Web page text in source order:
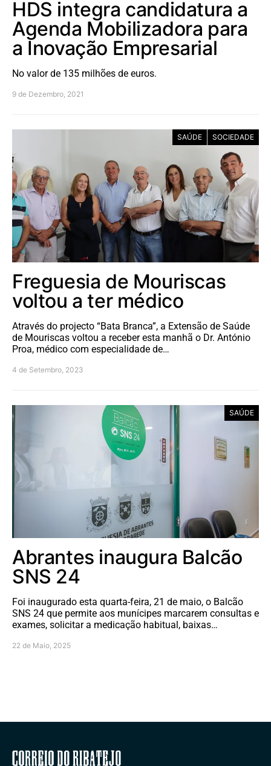
HDS integra candidatura a
Agenda Mobilizadora para
a Inovação Empresarial
No valor de 135 milhões de euros.
9 de Dezembro, 2021
SAÚDE SOCIEDADE
Freguesia de Mouriscas
voltou a ter médico
Através do projecto “Bata Branca”, a Extensão de Saúde
de Mouriscas voltou a receber esta manhã o Dr. António
Proa, médico com especialidade de…
4 de Setembro, 2023
SAÚDE
Abrantes inaugura Balcão
SNS 24
Foi inaugurado esta quarta-feira, 21 de maio, o Balcão
SNS 24 que permite aos munícipes marcarem consultas e
exames, solicitar a medicação habitual, baixas…
22 de Maio, 2025
Correio do Ribatejo